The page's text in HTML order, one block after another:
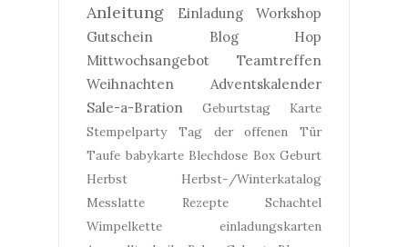
Anleitung
Einladung
Workshop
Gutschein
Blog Hop
Mittwochsangebot
Teamtreffen
Weihnachten
Adventskalender
Sale-a-Bration
Geburtstag
Karte
Stempelparty
Tag der offenen Tür
Taufe babykarte Blechdose Box Geburt
Herbst
Herbst-/Winterkatalog
Messlatte
Rezepte
Schachtel
Wimpelkette
einladungskarten